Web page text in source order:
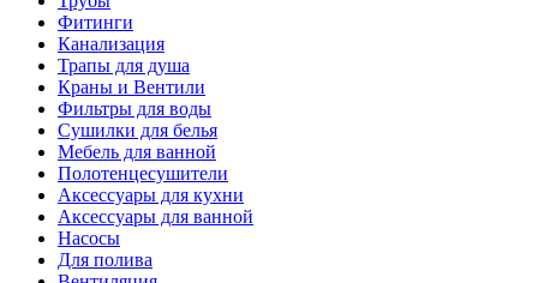
Фитинги
Канализация
Трапы для душа
Краны и Вентили
Фильтры для воды
Сушилки для белья
Мебель для ванной
Полотенцесушители
Аксессуары для кухни
Аксессуары для ванной
Насосы
Для полива